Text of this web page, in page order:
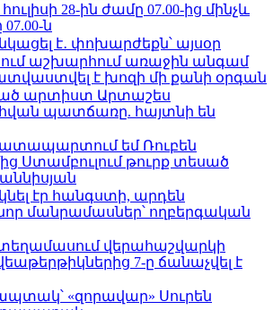
հուլիսի 28-ին ժամը 07.00-ից մինչև
ն
է․ փոխարժեքն՝ այսօր
աշխարհում առաջին անգամ
է խոզի մի քանի օրգան
արտիստ Արտաշես
պատճառը. հայտնի են
եմ Ռուբեն
Ստամբուլում թուրք տեսած
էր հանգստի, արդեն
մանրամասներ՝ ողբերգական
վերահաշվարկի
7-ը ճանաչվել է
«զորավար» Սուրեն